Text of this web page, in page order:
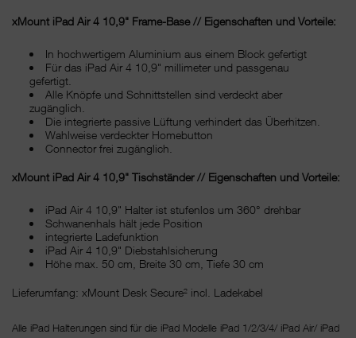
xMount iPad Air 4 10,9" Frame-Base // Eigenschaften und Vorteile:
In hochwertigem Aluminium aus einem Block gefertigt
Für das iPad Air 4 10,9" millimeter und passgenau
gefertigt.
Alle Knöpfe und Schnittstellen sind verdeckt aber
zugänglich.
Die integrierte passive Lüftung verhindert das Überhitzen.
Wahlweise verdeckter Homebutton
Connector frei zugänglich.
xMount iPad Air 4 10,9" Tischständer // Eigenschaften und Vorteile:
iPad Air 4 10,9" Halter ist stufenlos um 360° drehbar
Schwanenhals hält jede Position
integrierte Ladefunktion
iPad Air 4 10,9" Diebstahlsicherung
Höhe max. 50 cm, Breite 30 cm, Tiefe 30 cm
Lieferumfang: xMount Desk Secure² incl. Ladekabel
Alle iPad Halterungen sind für die iPad Modelle iPad 1/2/3/4/ iPad Air/ iPad